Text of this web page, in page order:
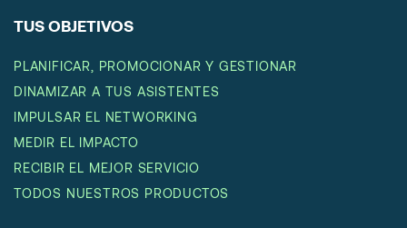
TUS OBJETIVOS
PLANIFICAR, PROMOCIONAR Y GESTIONAR
DINAMIZAR A TUS ASISTENTES
IMPULSAR EL NETWORKING
MEDIR EL IMPACTO
RECIBIR EL MEJOR SERVICIO
TODOS NUESTROS PRODUCTOS